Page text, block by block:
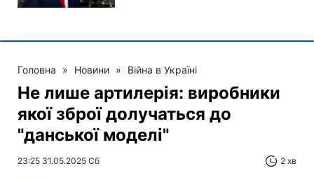
Головна » Новини » Війна в Україні
Не лише артилерія: виробники
якої зброї долучаться до
"данської моделі"
23:25 31.05.2025 Сб 2 хв